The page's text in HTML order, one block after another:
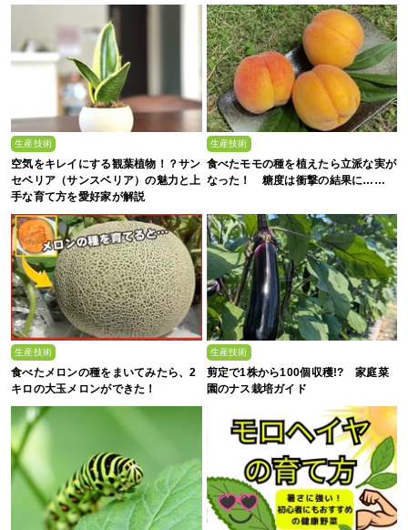
生産技術
空気をキレイにする観葉植物！？サン
セベリア（サンスベリア）の魅力と上
手な育て方を愛好家が解説
生産技術
食べたモモの種を植えたら立派な実が
なった！ 糖度は衝撃の結果に……
生産技術
食べたメロンの種をまいてみたら、2
キロの大玉メロンができた！
生産技術
剪定で1株から100個収穫!? 家庭菜
園のナス栽培ガイド